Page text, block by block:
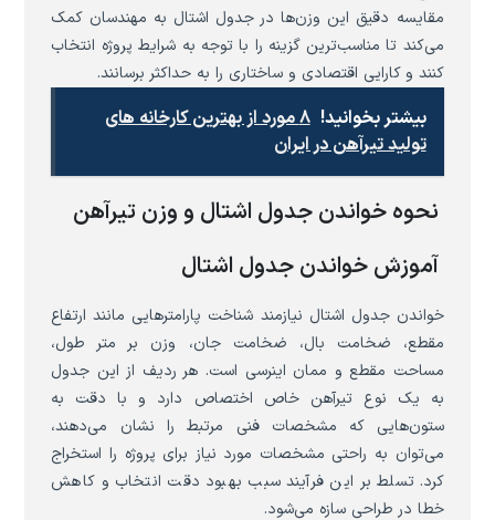
مقایسه دقیق این وزن‌ها در جدول اشتال به مهندسان کمک
می‌کند تا مناسب‌ترین گزینه را با توجه به شرایط پروژه انتخاب
کنند و کارایی اقتصادی و ساختاری را به حداکثر برسانند.
بیشتر بخوانید!
۸ مورد از بهترین کارخانه های
تولید تیرآهن در ایران
نحوه خواندن جدول اشتال و وزن تیرآهن
آموزش خواندن جدول اشتال
خواندن جدول اشتال نیازمند شناخت پارامترهایی مانند ارتفاع
مقطع، ضخامت بال، ضخامت جان، وزن بر متر طول،
مساحت مقطع و ممان اینرسی است. هر ردیف از این جدول
به یک نوع تیرآهن خاص اختصاص دارد و با دقت به
ستون‌هایی که مشخصات فنی مرتبط را نشان می‌دهند،
می‌توان به راحتی مشخصات مورد نیاز برای پروژه را استخراج
کرد. تسلط بر این فرآیند سبب بهبود دقت انتخاب و کاهش
خطا در طراحی سازه می‌شود.